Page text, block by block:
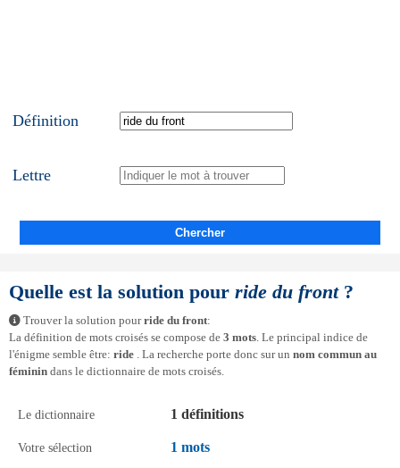
Définition
Lettre
Chercher
Quelle est la solution pour ride du front?
Trouver la solution pourride du front:
La définition de mots croisés se compose de 3 mots. Le principal indice de
l'énigme semble être: ride . La recherche porte donc sur un nom commun au
féminin dans le dictionnaire de mots croisés.
Le dictionnaire 1 définitions
Votre sélection 1 mots